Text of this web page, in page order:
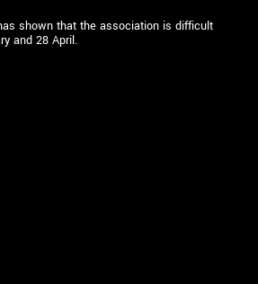
shown that the association is difficult
and 28 April.